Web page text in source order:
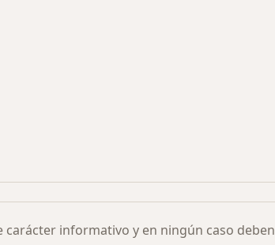
informativo y en ningún caso deben